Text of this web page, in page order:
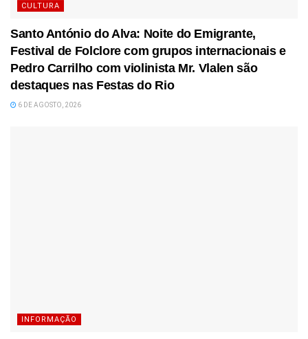
CULTURA
Santo António do Alva: Noite do Emigrante,
Festival de Folclore com grupos internacionais e
Pedro Carrilho com violinista Mr. Vlalen são
destaques nas Festas do Rio
6 DE AGOSTO, 2026
INFORMAÇÃO